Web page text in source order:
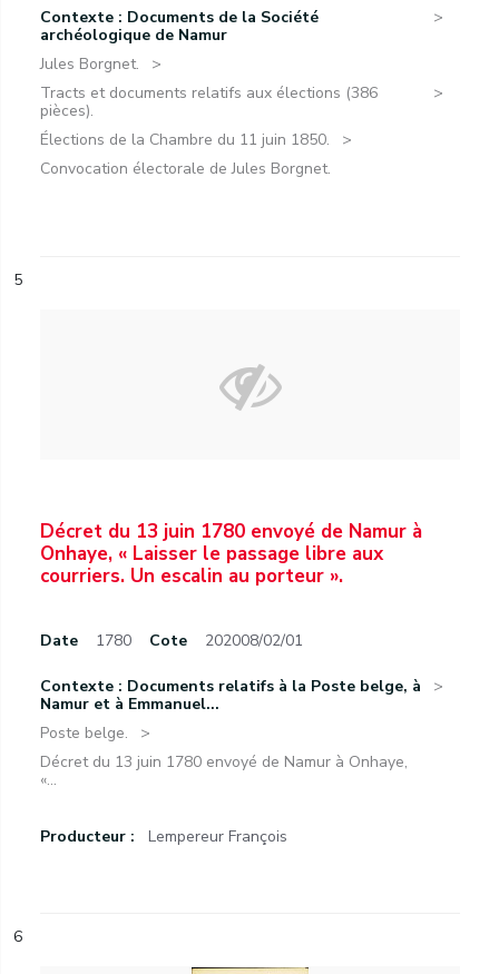
Contexte : Documents de la Société
archéologique de Namur
Jules Borgnet.
Tracts et documents relatifs aux élections (386
pièces).
Élections de la Chambre du 11 juin 1850.
Convocation électorale de Jules Borgnet.
5
Décret du 13 juin 1780 envoyé de Namur à
Onhaye, « Laisser le passage libre aux
courriers. Un escalin au porteur ».
Date 1780 Cote 202008/02/01
Contexte : Documents relatifs à la Poste belge, à
Namur et à Emmanuel...
Poste belge.
Décret du 13 juin 1780 envoyé de Namur à Onhaye,
«...
Producteur : Lempereur François
6